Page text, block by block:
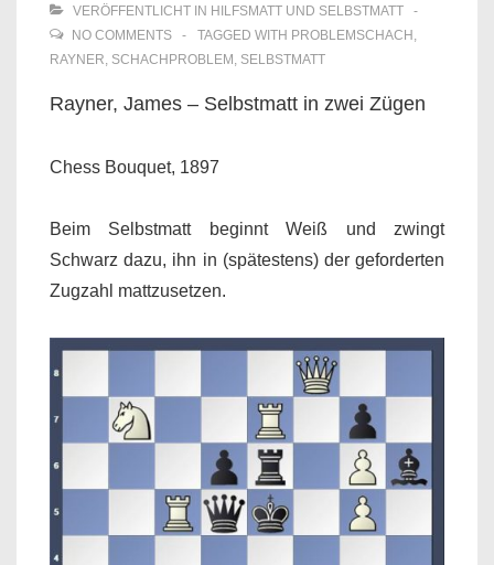
VERÖFFENTLICHT IN HILFSMATT UND SELBSTMATT
NO COMMENTS
TAGGED WITH PROBLEMSCHACH ,
RAYNER, SCHACHPROBLEM , SELBSTMATT
Rayner, James – Selbstmatt in zwei Zügen
Chess Bouquet, 1897
Beim Selbstmatt beginnt Weiß und zwingt
Schwarz dazu, ihn in (spätestens) der geforderten
Zugzahl mattzusetzen.